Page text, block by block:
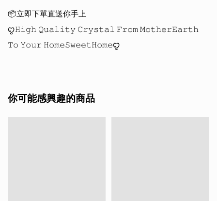
📦立即下單直送你手上
ꨄ𝙷𝚒𝚐𝚑 𝚀𝚞𝚊𝚕𝚒𝚝𝚢 𝙲𝚛𝚢𝚜𝚝𝚊𝚕 𝙵𝚛𝚘𝚖 𝙼𝚘𝚝𝚑𝚎𝚛𝙴𝚊𝚛𝚝𝚑
你可能感興趣的商品